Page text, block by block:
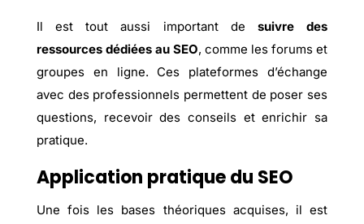
Il est tout aussi important de suivre des
ressources dédiées au SEO, comme les forums et
groupes en ligne. Ces plateformes d’échange
avec des professionnels permettent de poser ses
questions, recevoir des conseils et enrichir sa
pratique.
Application pratique du SEO
Une fois les bases théoriques acquises, il est